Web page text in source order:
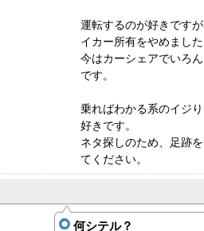
運転するのが好きです
イカー所有をやめました
今はカーシェアでいろ
です。
乗ればわかる系のイジ
好きです。
ネタ探しのため、足跡
てください。
何シテル？